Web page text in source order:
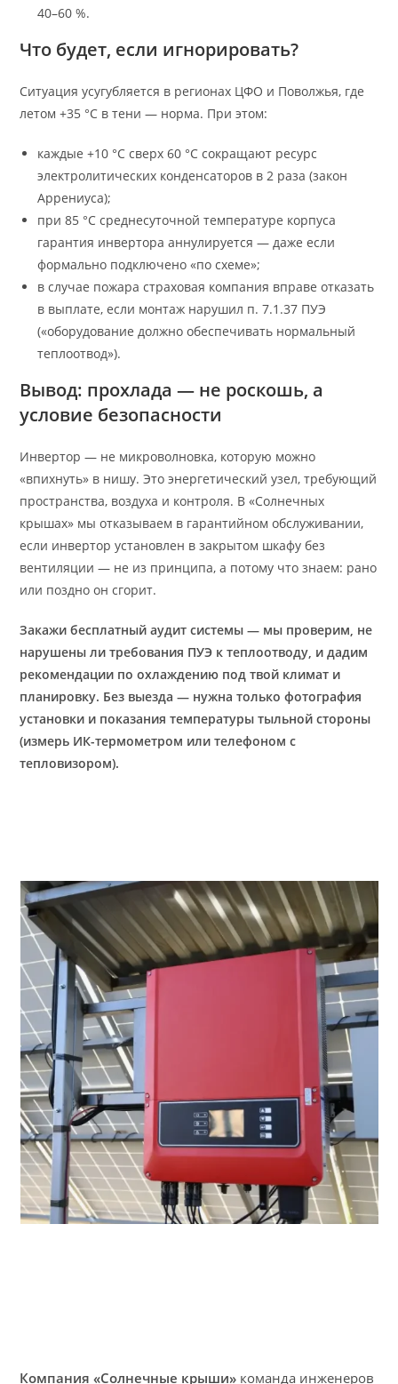
40–60 %.
Что будет, если игнорировать?
Ситуация усугубляется в регионах ЦФО и Поволжья, где
летом +35 °C в тени — норма. При этом:
каждые +10 °C сверх 60 °C сокращают ресурс
электролитических конденсаторов в 2 раза (закон
Аррениуса);
при 85 °C среднесуточной температуре корпуса
гарантия инвертора аннулируется — даже если
формально подключено «по схеме»;
в случае пожара страховая компания вправе отказать
в выплате, если монтаж нарушил п. 7.1.37 ПУЭ
(«оборудование должно обеспечивать нормальный
теплоотвод»).
Вывод: прохлада — не роскошь, а
условие безопасности
Инвертор — не микроволновка, которую можно
«впихнуть» в нишу. Это энергетический узел, требующий
пространства, воздуха и контроля. В «Солнечных
крышах» мы отказываем в гарантийном обслуживании,
если инвертор установлен в закрытом шкафу без
вентиляции — не из принципа, а потому что знаем: рано
или поздно он сгорит.
Закажи бесплатный аудит системы — мы проверим, не
нарушены ли требования ПУЭ к теплоотводу, и дадим
рекомендации по охлаждению под твой климат и
планировку. Без выезда — нужна только фотография
установки и показания температуры тыльной стороны
(измерь ИК-термометром или телефоном с
тепловизором).
Компания «Солнечные крыши» команда инженеров